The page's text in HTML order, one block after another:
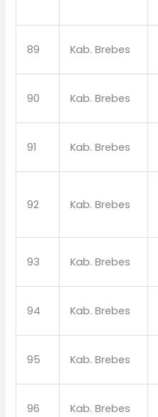
89 Kab. Brebes
90 Kab. Brebes
91 Kab. Brebes
92 Kab. Brebes
93 Kab. Brebes
94 Kab. Brebes
95 Kab. Brebes
96 Kab. Brebes